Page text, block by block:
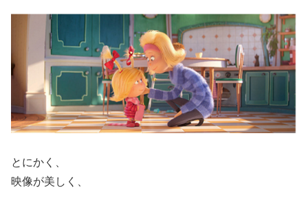
とにかく、
映像が美しく、